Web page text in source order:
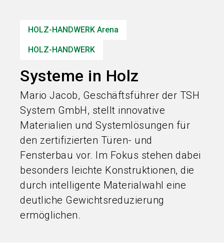
HOLZ-HANDWERK Arena
HOLZ-HANDWERK
Systeme in Holz
Mario Jacob, Geschäftsführer der TSH
System GmbH, stellt innovative
Materialien und Systemlösungen für
den zertifizierten Türen- und
Fensterbau vor. Im Fokus stehen dabei
besonders leichte Konstruktionen, die
durch intelligente Materialwahl eine
deutliche Gewichtsreduzierung
ermöglichen.